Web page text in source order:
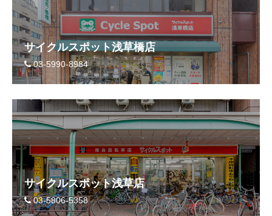
サイクルスポット浅草橋店
03-5990-8984
サイクルスポット浅草店
03-5806-5358